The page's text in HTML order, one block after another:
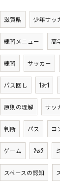
滋賀県 少年サッ
練習メニュー 高
練習 サッカー
パス回し 1対1
原則の理解 サッ
判断 パス コ
ゲーム 2vs2
スペースの認知